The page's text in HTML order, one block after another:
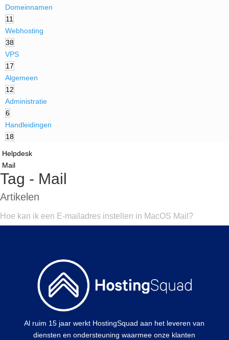
Domeinnamen
11
Webhosting
38
VPS
17
Algemeen
12
Administratie
6
Handleidingen
18
Helpdesk
Mail
Tag - Mail
Artikelen
Hoe kan ik een E-mailadres instellen in MacOS Mail?
Al ruim 15 jaar werkt HostingSquad aan het leveren van
diensten en ondersteuning waarmee onze klanten